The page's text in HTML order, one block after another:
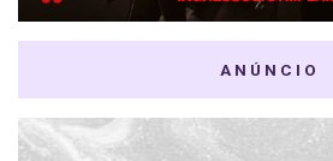
ANÚNCIO